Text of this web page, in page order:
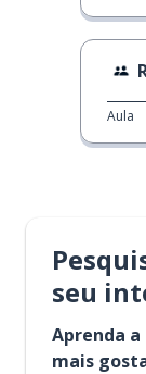
Aula
seu
Aprenda
mais